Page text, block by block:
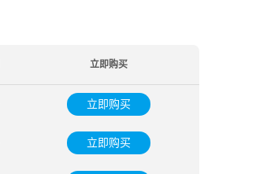
立即购买
立即购买
立即购买